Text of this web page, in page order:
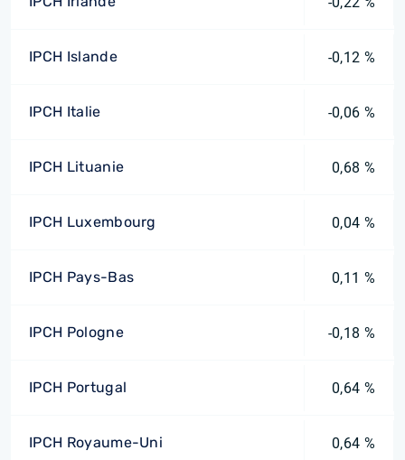
IPCH Islande -0,12 %
IPCH Italie -0,06 %
IPCH Lituanie 0,68 %
IPCH Luxembourg 0,04 %
IPCH Pays-Bas 0,11 %
IPCH Pologne -0,18 %
IPCH Portugal 0,64 %
IPCH Royaume-Uni 0,64 %